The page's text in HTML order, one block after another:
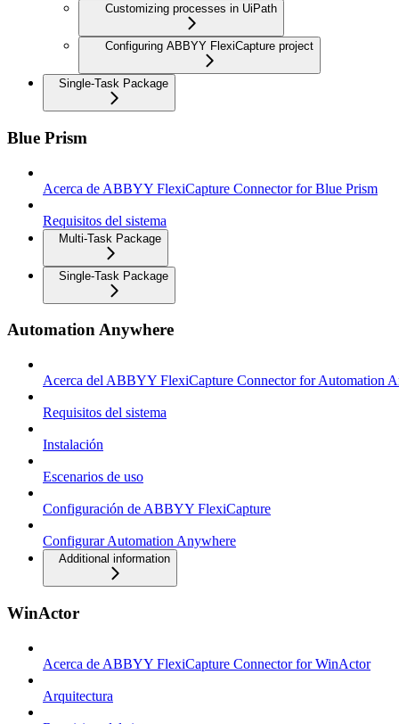
Customizing processes in UiPath
Configuring ABBYY FlexiCapture project
Single-Task Package
Blue Prism
Acerca de ABBYY FlexiCapture Connector for Blue Prism
Requisitos del sistema
Multi-Task Package
Single-Task Package
Automation Anywhere
Acerca del ABBYY FlexiCapture Connector for Automation
Requisitos del sistema
Instalación
Escenarios de uso
Configuración de ABBYY FlexiCapture
Configurar Automation Anywhere
Additional information
WinActor
Acerca de ABBYY FlexiCapture Connector for WinActor
Arquitectura